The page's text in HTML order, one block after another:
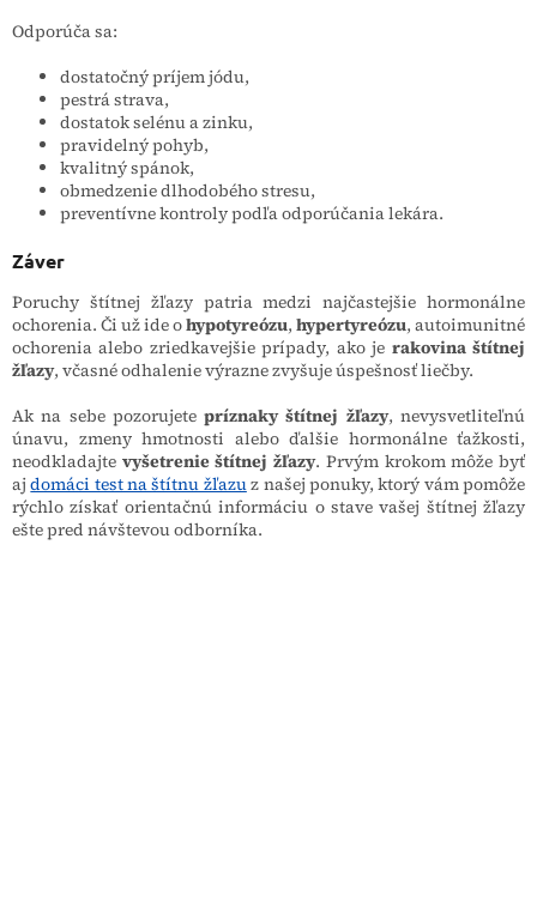
Odporúča sa:
dostatočný príjem jódu,
pestrá strava,
dostatok selénu a zinku,
pravidelný pohyb,
kvalitný spánok,
obmedzenie dlhodobého stresu,
preventívne kontroly podľa odporúčania lekára.
Záver
Poruchy štítnej žľazy patria medzi najčastejšie hormonálne
ochorenia. Či už ide ohypotyreózu, hypertyreózu, autoimunitné
ochorenia alebo zriedkavejšie prípady, ako je rakovina štítnej
žľazy, včasné odhalenie výrazne zvyšuje úspešnosť liečby.
Ak na sebe pozorujetepríznaky štítnej žľazy, nevysvetliteľnú
únavu, zmeny hmotnosti alebo ďalšie hormonálne ťažkosti,
neodkladajte vyšetrenie štítnej žľazy. Prvým krokom môže byť
ajdomáci test na štítnu žľazuz našej ponuky, ktorý vám pomôže
rýchlo získať orientačnú informáciu o stave vašej štítnej žľazy
ešte pred návštevou odborníka.